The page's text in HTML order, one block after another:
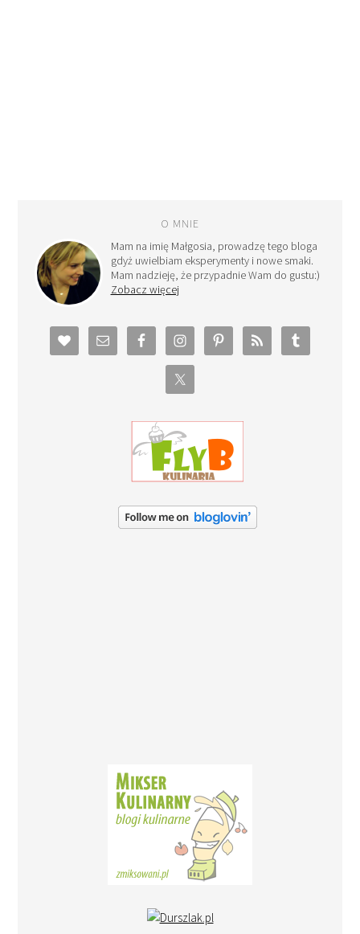
O MNIE
Mam na imię Małgosia, prowadzę tego bloga
gdyż uwielbiam eksperymenty i nowe smaki.
Mam nadzieję, że przypadnie Wam do gustu:)
Zobacz więcej